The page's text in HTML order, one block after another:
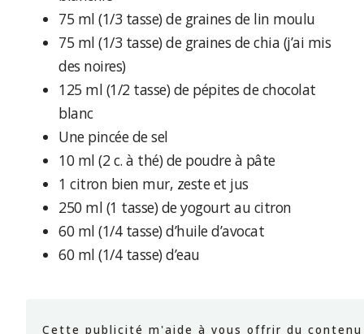
75 ml (1/3 tasse) de graines de lin moulu
75 ml (1/3 tasse) de graines de chia (j’ai mis
des noires)
125 ml (1/2 tasse) de pépites de chocolat
blanc
Une pincée de sel
10 ml (2 c. à thé) de poudre à pâte
1 citron bien mur, zeste et jus
250 ml (1 tasse) de yogourt au citron
60 ml (1/4 tasse) d’huile d’avocat
60 ml (1/4 tasse) d’eau